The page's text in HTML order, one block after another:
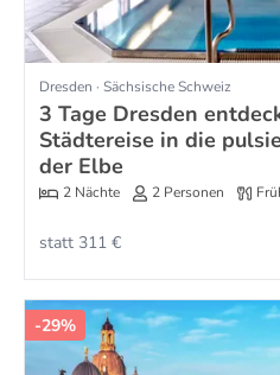
Dresden · Sächsische Schweiz
3 Tage Dresden
Städtereise in die
der Elbe
2 Nächte 2 Personen
statt 311 €
-29%